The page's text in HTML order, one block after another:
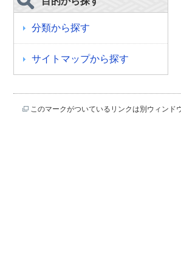
分類から探す
サイトマップから探す
このマークがついているリンクは別ウィンド